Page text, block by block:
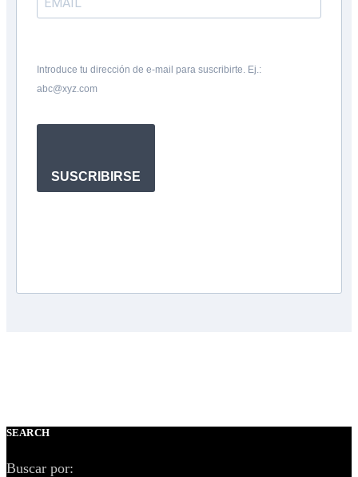
Introduce tu dirección de e-mail para suscribirte. Ej.:
abc@xyz.com
SUSCRIBIRSE
SEARCH
Buscar por: